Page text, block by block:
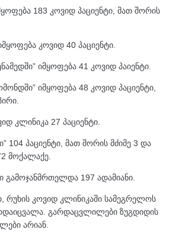
183 კოვიდ პაციენტი, მათ შორის
კოვიდ 40 პაციენტი.
იმყოფება 41 კოვიდ პაიენტი.
იმყოფება 48 კოვიდ პაციენტი,
კლინიკა 27 პაციენტი.
104 პაციენტი, მათ შორის მძიმე 3 და
მოქალაქე.
გამოჯანმრთელდა 197 ადამიანი.
რუხის კოვიდ კლინიკაში სამეგრელოს
გარდაცვლილები ზუგდიდის
არიან.